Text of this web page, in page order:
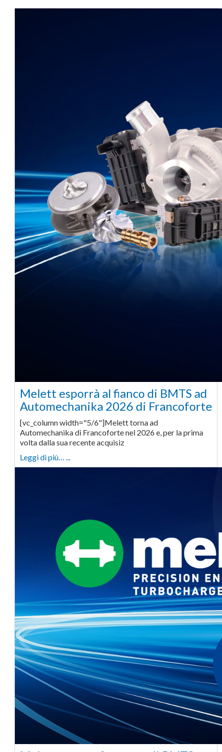
Melett esporrà al fianco di BMTS ad
Automechanika 2026 di Francoforte
[vc_column width="5/6"]Melett torna ad
Automechanika di Francoforte nel 2026 e, per la prima
volta dalla sua recente acquisiz
Leggi di più… ...